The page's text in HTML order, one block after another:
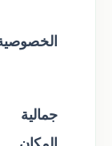
جمالية